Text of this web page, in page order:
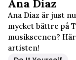
Ana Diaz
Ana Diaz är just
mycket bättre på
musikscenen?
artisten!